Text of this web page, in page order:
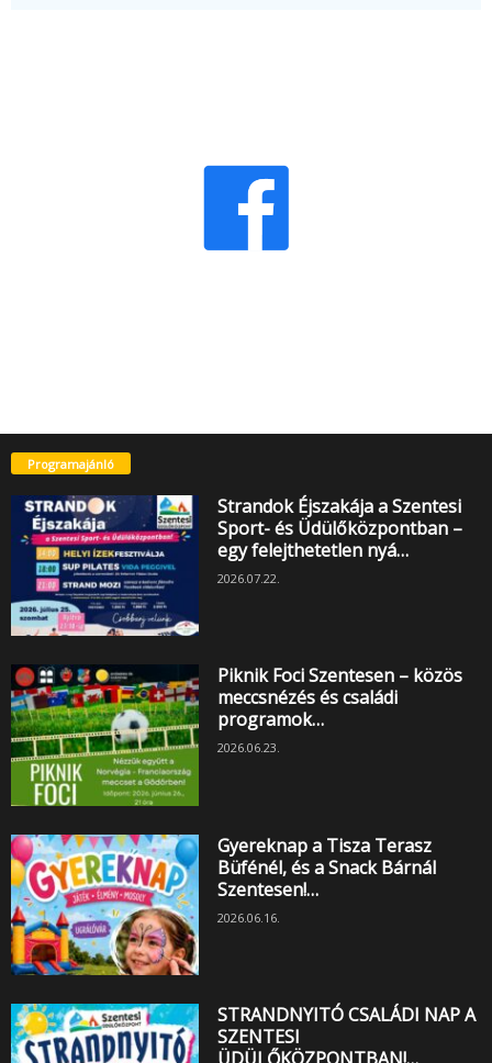
Programajánló
Strandok Éjszakája a Szentesi
Sport- és Üdülőközpontban –
egy felejthetetlen nyá…
2026.07.22.
Piknik Foci Szentesen – közös
meccsnézés és családi
programok…
2026.06.23.
Gyereknap a Tisza Terasz
Büfénél, és a Snack Bárnál
Szentesen!…
2026.06.16.
STRANDNYITÓ CSALÁDI NAP A
SZENTESI